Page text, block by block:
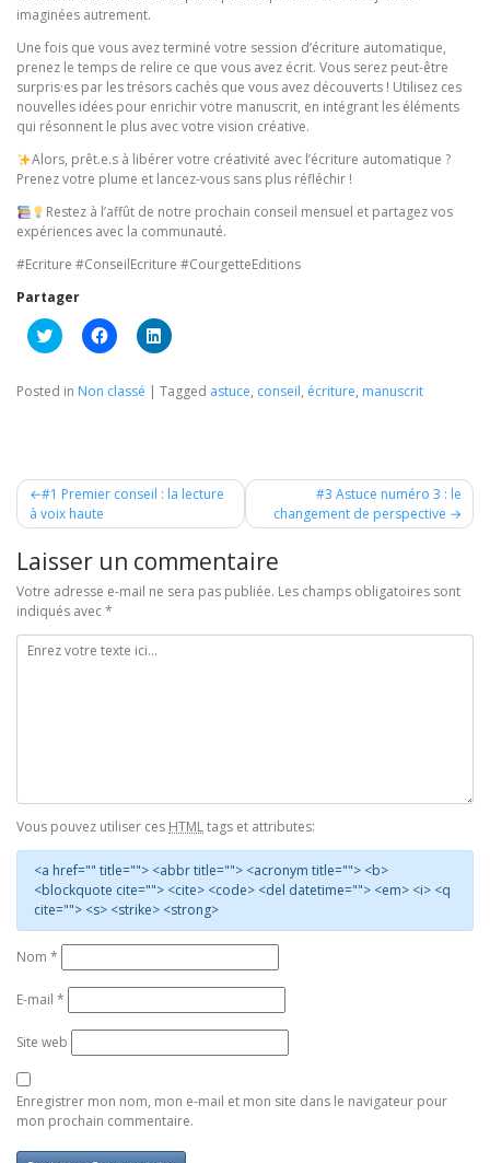
imaginées autrement.
Une fois que vous avez terminé votre session d’écriture automatique,
prenez le temps de relire ce que vous avez écrit. Vous serez peut-être
surpris·es par les trésors cachés que vous avez découverts ! Utilisez ces
nouvelles idées pour enrichir votre manuscrit, en intégrant les éléments
qui résonnent le plus avec votre vision créative.
Alors, prêt.e.s à libérer votre créativité avec l’écriture automatique ?
Prenez votre plume et lancez-vous sans plus réfléchir !
Restez à l’affût de notre prochain conseil mensuel et partagez vos
expériences avec la communauté.
#Ecriture #ConseilEcriture #CourgetteEditions
Partager
Cliquez
pour
Twitter(ouvre
Cliquez
pour
Facebook(ouvre
Cliquez
pour
LinkedIn(ouvre
dans
Posted in Non classé | Tagged astuce, conseil, écriture, manuscrit
Navigation
de
l’article
#1 Premier conseil : la lecture
à voix haute
#3 Astuce numéro 3 : le
changement de perspective
Laisser un commentaire
Votre adresse e-mail ne sera pas publiée. Les champs obligatoires sont
indiqués avec*
Vous pouvez utiliser ces HTMLtags et attributes:
<a href="" title=""> <abbr title=""> <acronym title=""> <b>
<blockquote cite=""> <cite> <code> <del datetime=""> <em> <i> <q
cite=""> <s> <strike> <strong>
Nom *
E-mail *
Site web
Enregistrer mon nom, mon e-mail et mon site dans le navigateur pour
mon prochain commentaire.